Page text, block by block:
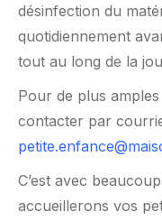
désinfection du
quotidiennement
tout au long de la
Pour de plus
contacter par
C’est avec
accueillerons vos